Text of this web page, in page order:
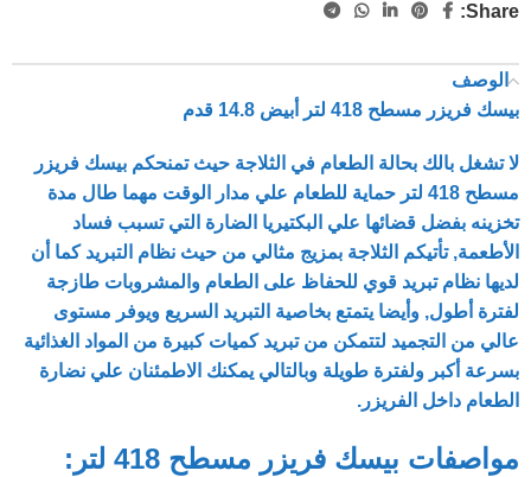
Share:
الوصف
بيسك فريزر مسطح 418 لتر أبيض 14.8 قدم
لا تشغل بالك بحالة الطعام في الثلاجة حيث تمنحكم بيسك فريزر
مسطح 418 لتر حماية للطعام علي مدار الوقت مهما طال مدة
تخزينه بفضل قضائها علي البكتيريا الضارة التي تسبب فساد
الأطعمة, تأتيكم الثلاجة بمزيج مثالي من حيث نظام التبريد كما أن
لديها نظام تبريد قوي للحفاظ على الطعام والمشروبات طازجة
لفترة أطول, وأيضا يتمتع بخاصية التبريد السريع ويوفر مستوى
عالي من التجميد لتتمكن من تبريد كميات كبيرة من المواد الغذائية
بسرعة أكبر ولفترة طويلة وبالتالي يمكنك الاطمئنان علي نضارة
الطعام داخل الفريزر.
مواصفات بيسك فريزر مسطح 418 لتر: